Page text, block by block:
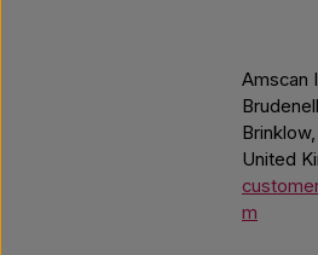
Amscan
United
m